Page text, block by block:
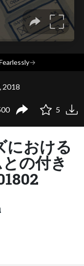
→
2018
5
における
の付き